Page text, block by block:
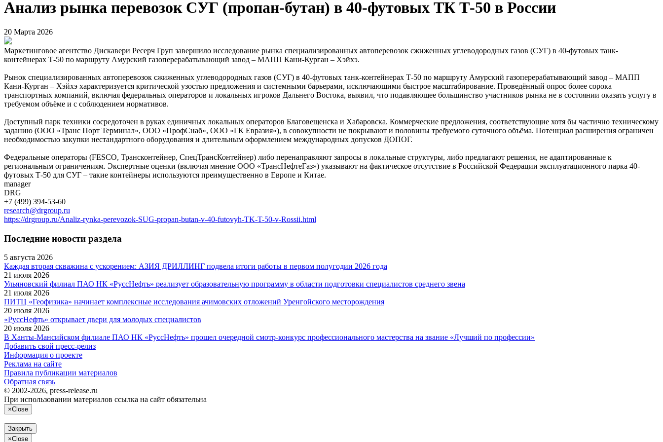
Анализ рынка перевозок СУГ (пропан-бутан) в 40-футовых ТК Т-50 в России
20 Марта 2026
Маркетинговое агентство Дискавери Ресерч Груп завершило исследование рынка специализированных автоперевозок сжиженных углеводородных газов (СУГ) в 40-футовых танк-
контейнерах Т-50 по маршруту Амурский газоперерабатывающий завод – МАПП Кани-Курган – Хэйхэ.
Рынок специализированных автоперевозок сжиженных углеводородных газов (СУГ) в 40-футовых танк-контейнерах Т-50 по маршруту Амурский газоперерабатывающий завод – МАПП
Кани-Курган – Хэйхэ характеризуется критической узостью предложения и системными барьерами, исключающими быстрое масштабирование. Проведённый опрос более сорока
транспортных компаний, включая федеральных операторов и локальных игроков Дальнего Востока, выявил, что подавляющее большинство участников рынка не в состоянии оказать услугу в
требуемом объёме и с соблюдением нормативов.
Доступный парк техники сосредоточен в руках единичных локальных операторов Благовещенска и Хабаровска. Коммерческие предложения, соответствующие хотя бы частично техническому
заданию (ООО «Транс Порт Терминал», ООО «ПрофСнаб», ООО «ГК Евразия»), в совокупности не покрывают и половины требуемого суточного объёма. Потенциал расширения ограничен
необходимостью закупки нестандартного оборудования и длительным оформлением международных допусков ДОПОГ.
Федеральные операторы (FESCO, Трансконтейнер, СпецТрансКонтейнер) либо перенаправляют запросы в локальные структуры, либо предлагают решения, не адаптированные к
региональным ограничениям. Экспертные оценки (включая мнение ООО «ТрансНефтеГаз») указывают на фактическое отсутствие в Российской Федерации эксплуатационного парка 40-
футовых Т-50 для СУГ – такие контейнеры используются преимущественно в Европе и Китае.
manager
DRG
+7 (499) 394-53-60
research@drgroup.ru
https://drgroup.ru/Analiz-rynka-perevozok-SUG-propan-butan-v-40-futovyh-TK-T-50-v-Rossii.html
Последние новости раздела
5 августа 2026
Каждая вторая скважина с ускорением: АЗИЯ ДРИЛЛИНГ подвела итоги работы в первом полугодии 2026 года
21 июля 2026
Ульяновский филиал ПАО НК «РуссНефть» реализует образовательную программу в области подготовки специалистов среднего звена
21 июля 2026
ПИТЦ «Геофизика» начинает комплексные исследования ачимовских отложений Уренгойского месторождения
20 июля 2026
«РуссНефть» открывает двери для молодых специалистов
20 июля 2026
В Ханты-Мансийском филиале ПАО НК «РуссНефть» прошел очередной смотр-конкурс профессионального мастерства на звание «Лучший по профессии»
Добавить свой пресс-релиз
Информация о проекте
Реклама на сайте
Правила публикации материалов
Обратная связь
© 2002-2026, press-release.ru
При использовании материалов ссылка на сайт обязательна
×Close
Закрыть
×Close